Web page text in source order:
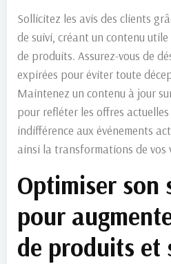
Sollicitez les avis des clients
de suivi, créant un contenu
de produits. Assurez-vous de
expirées pour éviter toute
Maintenez un contenu à jour
pour refléter les offres
indifférence aux événements
ainsi la transformations de vos
Optimiser son
pour
de produits et